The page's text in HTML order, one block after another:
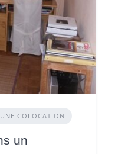
COLOCATION
un